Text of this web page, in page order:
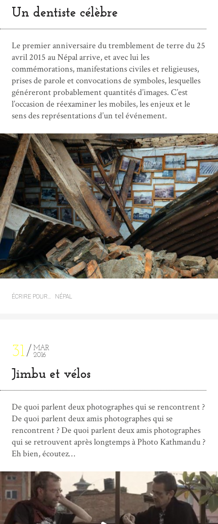
Un dentiste célèbre
Le premier anniversaire du tremblement de terre du 25
avril 2015 au Népal arrive, et avec lui les
commémorations, manifestations civiles et religieuses,
prises de parole et convocations de symboles, lesquelles
généreront probablement quantités d’images. C’est
l’occasion de réexaminer les mobiles, les enjeux et le
sens des représentations d’un tel événement.
ÉCRIRE POUR… NÉPAL
31
MAR
2016
Jimbu et vélos
De quoi parlent deux photographes qui se rencontrent ?
De quoi parlent deux amis photographes qui se
rencontrent ? De quoi parlent deux amis photographes
qui se retrouvent après longtemps à Photo Kathmandu ?
Eh bien, écoutez…